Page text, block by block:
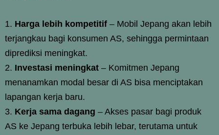
Harga lebih kompetitif – Mobil Jepang akan lebih
terjangkau bagi konsumen AS, sehingga permintaan
diprediksi meningkat.
Investasi meningkat – Komitmen Jepang
menanamkan modal besar di AS bisa menciptakan
lapangan kerja baru.
Kerja sama dagang – Akses pasar bagi produk
AS ke Jepang terbuka lebih lebar, terutama untuk